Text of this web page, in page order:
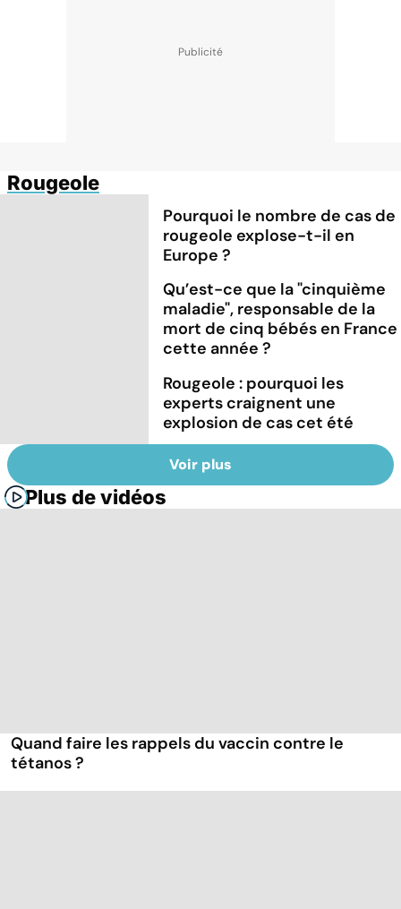
Rougeole
Pourquoi le nombre de cas de
rougeole explose-t-il en
Europe ?
Qu’est-ce que la "cinquième
maladie", responsable de la
mort de cinq bébés en France
cette année ?
Rougeole : pourquoi les
experts craignent une
explosion de cas cet été
Voir plus
Plus de vidéos
Quand faire les rappels du vaccin contre le
tétanos ?